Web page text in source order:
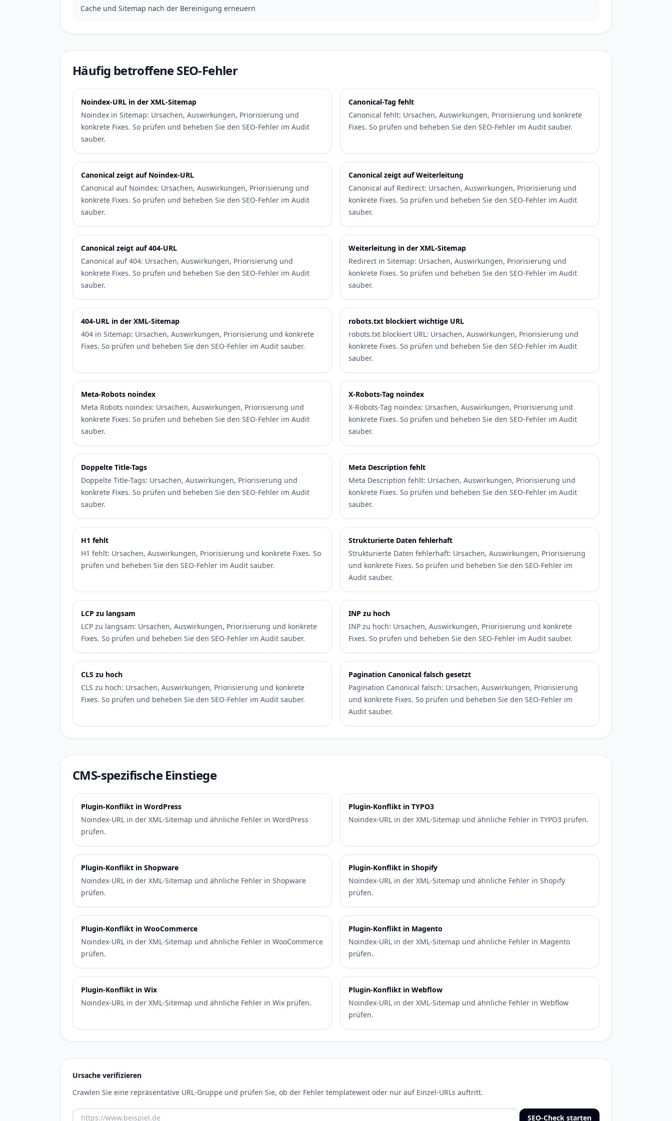
Cache und Sitemap nach der Bereinigung erneuern
Häufig betroffene SEO-Fehler
Noindex-URL in der XML-Sitemap
Noindex in Sitemap: Ursachen, Auswirkungen, Priorisierung und
konkrete Fixes. So prüfen und beheben Sie den SEO-Fehler im Audit
sauber.
Canonical-Tag fehlt
Canonical fehlt: Ursachen, Auswirkungen, Priorisierung und konkrete
Fixes. So prüfen und beheben Sie den SEO-Fehler im Audit sauber.
Canonical zeigt auf Noindex-URL
Canonical auf Noindex: Ursachen, Auswirkungen, Priorisierung und
konkrete Fixes. So prüfen und beheben Sie den SEO-Fehler im Audit
sauber.
Canonical zeigt auf Weiterleitung
Canonical auf Redirect: Ursachen, Auswirkungen, Priorisierung und
konkrete Fixes. So prüfen und beheben Sie den SEO-Fehler im Audit
sauber.
Canonical zeigt auf 404-URL
Canonical auf 404: Ursachen, Auswirkungen, Priorisierung und
konkrete Fixes. So prüfen und beheben Sie den SEO-Fehler im Audit
sauber.
Weiterleitung in der XML-Sitemap
Redirect in Sitemap: Ursachen, Auswirkungen, Priorisierung und
konkrete Fixes. So prüfen und beheben Sie den SEO-Fehler im Audit
sauber.
404-URL in der XML-Sitemap
404 in Sitemap: Ursachen, Auswirkungen, Priorisierung und konkrete
Fixes. So prüfen und beheben Sie den SEO-Fehler im Audit sauber.
robots.txt blockiert wichtige URL
robots.txt blockiert URL: Ursachen, Auswirkungen, Priorisierung und
konkrete Fixes. So prüfen und beheben Sie den SEO-Fehler im Audit
sauber.
Meta-Robots noindex
Meta Robots noindex: Ursachen, Auswirkungen, Priorisierung und
konkrete Fixes. So prüfen und beheben Sie den SEO-Fehler im Audit
sauber.
X-Robots-Tag noindex
X-Robots-Tag noindex: Ursachen, Auswirkungen, Priorisierung und
konkrete Fixes. So prüfen und beheben Sie den SEO-Fehler im Audit
sauber.
Doppelte Title-Tags
Doppelte Title-Tags: Ursachen, Auswirkungen, Priorisierung und
konkrete Fixes. So prüfen und beheben Sie den SEO-Fehler im Audit
sauber.
Meta Description fehlt
Meta Description fehlt: Ursachen, Auswirkungen, Priorisierung und
konkrete Fixes. So prüfen und beheben Sie den SEO-Fehler im Audit
sauber.
H1 fehlt
H1 fehlt: Ursachen, Auswirkungen, Priorisierung und konkrete Fixes. So
prüfen und beheben Sie den SEO-Fehler im Audit sauber.
Strukturierte Daten fehlerhaft
Strukturierte Daten fehlerhaft: Ursachen, Auswirkungen, Priorisierung
und konkrete Fixes. So prüfen und beheben Sie den SEO-Fehler im
Audit sauber.
LCP zu langsam
LCP zu langsam: Ursachen, Auswirkungen, Priorisierung und konkrete
Fixes. So prüfen und beheben Sie den SEO-Fehler im Audit sauber.
INP zu hoch
INP zu hoch: Ursachen, Auswirkungen, Priorisierung und konkrete
Fixes. So prüfen und beheben Sie den SEO-Fehler im Audit sauber.
CLS zu hoch
CLS zu hoch: Ursachen, Auswirkungen, Priorisierung und konkrete
Fixes. So prüfen und beheben Sie den SEO-Fehler im Audit sauber.
Pagination Canonical falsch gesetzt
Pagination Canonical falsch: Ursachen, Auswirkungen, Priorisierung
und konkrete Fixes. So prüfen und beheben Sie den SEO-Fehler im
Audit sauber.
CMS-spezifische Einstiege
Plugin-Konflikt in WordPress
Noindex-URL in der XML-Sitemap und ähnliche Fehler in WordPress
prüfen.
Plugin-Konflikt in TYPO3
Noindex-URL in der XML-Sitemap und ähnliche Fehler in TYPO3 prüfen.
Plugin-Konflikt in Shopware
Noindex-URL in der XML-Sitemap und ähnliche Fehler in Shopware
prüfen.
Plugin-Konflikt in Shopify
Noindex-URL in der XML-Sitemap und ähnliche Fehler in Shopify
prüfen.
Plugin-Konflikt in WooCommerce
Noindex-URL in der XML-Sitemap und ähnliche Fehler in WooCommerce
prüfen.
Plugin-Konflikt in Magento
Noindex-URL in der XML-Sitemap und ähnliche Fehler in Magento
prüfen.
Plugin-Konflikt in Wix
Noindex-URL in der XML-Sitemap und ähnliche Fehler in Wix prüfen.
Plugin-Konflikt in Webflow
Noindex-URL in der XML-Sitemap und ähnliche Fehler in Webflow
prüfen.
Ursache verifizieren
Crawlen Sie eine repräsentative URL-Gruppe und prüfen Sie, ob der Fehler templateweit oder nur auf Einzel-URLs auftritt.
URL SEO-Check starten